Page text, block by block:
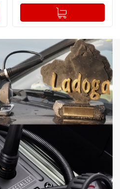
+
Добавлено в корзину